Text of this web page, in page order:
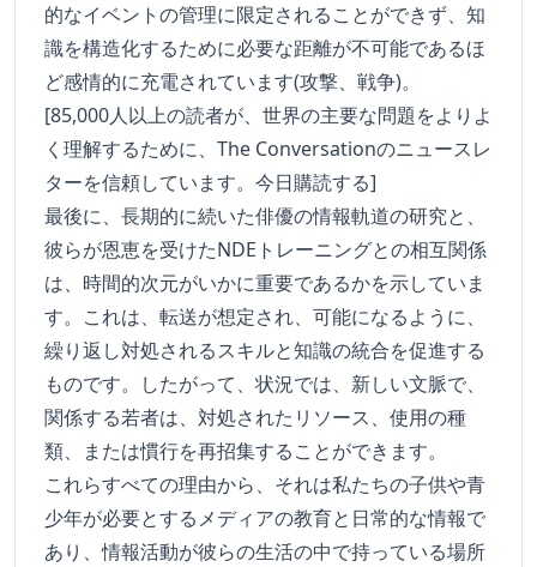
的なイベントの管理に限定されることができず、知
識を構造化するために必要な距離が不可能であるほ
ど感情的に充電されています(攻撃、戦争)。
[85,000人以上の読者が、世界の主要な問題をよりよ
く理解するために、The Conversationのニュースレ
ターを信頼しています。今日購読する]
最後に、長期的に続いた俳優の情報軌道の研究と、
彼らが恩恵を受けたNDEトレーニングとの相互関係
は、時間的次元がいかに重要であるかを示していま
す。これは、転送が想定され、可能になるように、
繰り返し対処されるスキルと知識の統合を促進する
ものです。したがって、状況では、新しい文脈で、
関係する若者は、対処されたリソース、使用の種
類、または慣行を再招集することができます。
これらすべての理由から、それは私たちの子供や青
少年が必要とするメディアの教育と日常的な情報で
あり、情報活動が彼らの生活の中で持っている場所